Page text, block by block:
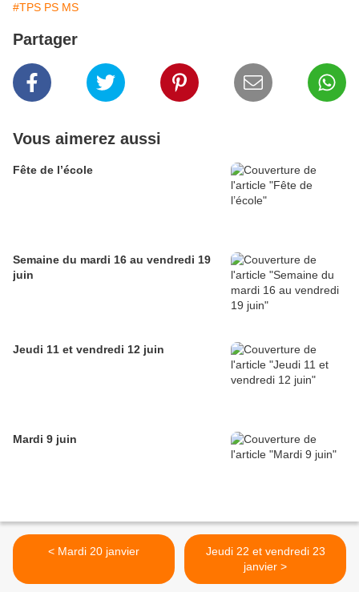
#TPS PS MS
Partager
Vous aimerez aussi
Fête de l’école
Semaine du mardi 16 au vendredi 19
juin
Jeudi 11 et vendredi 12 juin
Mardi 9 juin
< Mardi 20 janvier
Jeudi 22 et vendredi 23
janvier >